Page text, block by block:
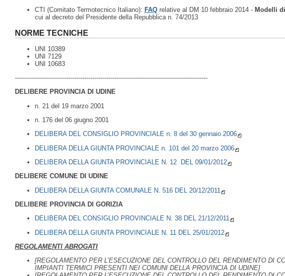
CTI (Comitato Termotecnico Italiano): FAQ relative al DM 10 febbraio 2014 - Modelli
cui al decreto del Presidente della Repubblica n. 74/2013
NORME TECNICHE
UNI 10389
UNI 7129
UNI 10683
-------------------------------------------------------------------------------------------------
DELIBERE PROVINCIA DI UDINE
n. 21 del 19 marzo 2001
n. 176 del 06 giugno 2001
DELIBERA DEL CONSIGLIO PROVINCIALE n. 8 del 30 gennaio 2006
DELIBERA DELLA GIUNTA PROVINCIALE n. 101 del 20 marzo 2006
DELIBERA DELLA GIUNTA PROVINCIALE N. 12 DEL 09/01/2012
DELIBERE COMUNE DI UDINE
DELIBERA DELLA GIUNTA COMUNALE N. 516 DEL 20/12/2011
DELIBERE PROVINCIA DI GORIZIA
DELIBERA DEL CONSIGLIO PROVINCIALE N. 38 DEL 21/12/2011
DELIBERA DELLA GIUNTA PROVINCIALE N. 11 DEL 25/01/2012
REGOLAMENTI ABROGATI
[REGOLAMENTO PER L’ESECUZIONE DEL CONTROLLO DEL RENDIMENTO DI
IMPIANTI TERMICI PRESENTI NEI COMUNI DELLA PROVINCIA DI UDINE]